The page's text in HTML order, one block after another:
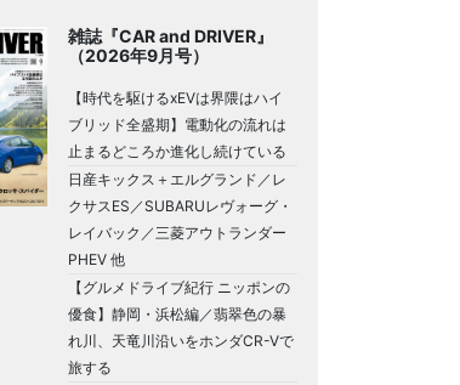
雑誌『CAR and DRIVER』
（2026年9月号）
【時代を駆けるxEVは界隈はハイ
ブリッド全盛期】電動化の流れは
止まるどころか進化し続けている
日産キックス＋エルグランド／レ
クサスES／SUBARUレヴォーグ・
レイバック／三菱アウトランダー
PHEV 他
【グルメドライブ紀行 ニッポンの
優食】静岡・浜松編／翡翠色の暴
れ川、天竜川沿いをホンダCR-Vで
旅する